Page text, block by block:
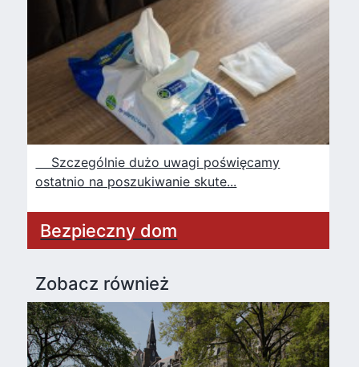
Szczególnie dużo uwagi poświęcamy
ostatnio na poszukiwanie skute...
Bezpieczny dom
Zobacz również